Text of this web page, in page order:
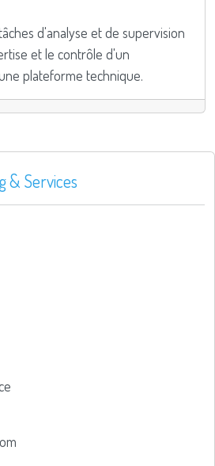
d'analyse et de supervision
et le contrôle d'un
plateforme technique.
& Services